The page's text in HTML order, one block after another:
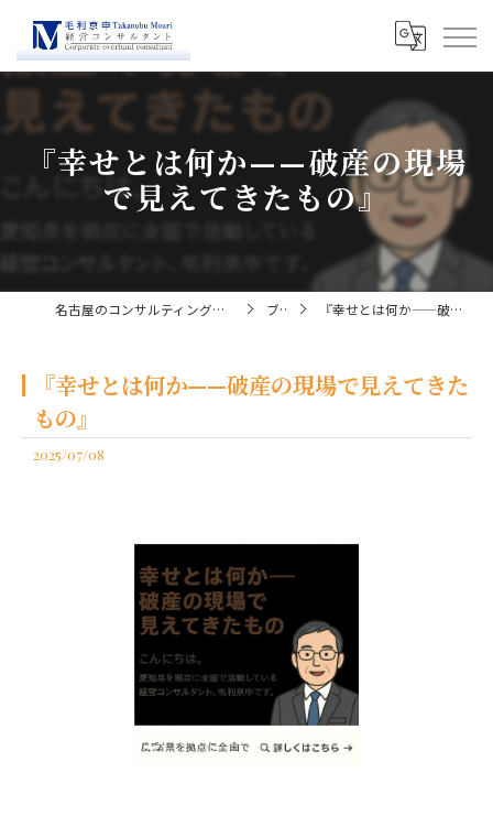
『幸せとは何か——破産の現場
で見えてきたもの』
名古屋のコンサルティングなら経営コンサルタント毛利京申 ブログ 『幸せとは何か——破産の現場で見えてきたもの』
『幸せとは何か——破産の現場で見えてきた
もの』
2025/07/08